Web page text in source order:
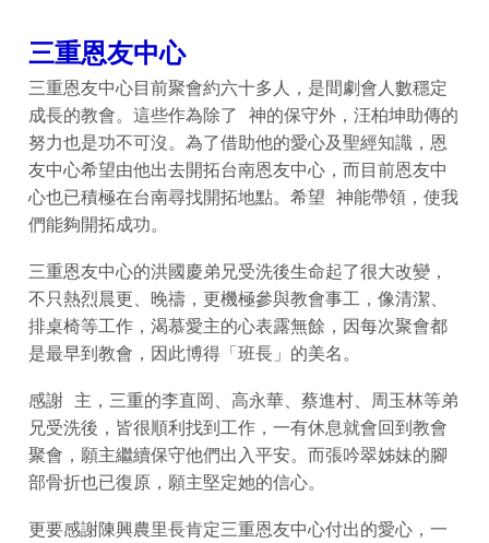
三重恩友中心
三重恩友中心目前聚會約六十多人，是間劇會人數穩定
成長的教會。這些作為除了 神的保守外，汪柏坤助傳的
努力也是功不可沒。為了借助他的愛心及聖經知識，恩
友中心希望由他出去開拓台南恩友中心，而目前恩友中
心也已積極在台南尋找開拓地點。希望 神能帶領，使我
們能夠開拓成功。
三重恩友中心的洪國慶弟兄受洗後生命起了很大改變，
不只熱烈晨更、晚禱，更機極參與教會事工，像清潔、
排桌椅等工作，渴慕愛主的心表露無餘，因每次聚會都
是最早到教會，因此博得「班長」的美名。
感謝 主，三重的李直岡、高永華、蔡進村、周玉林等弟
兄受洗後，皆很順利找到工作，一有休息就會回到教會
聚會，願主繼續保守他們出入平安。而張吟翠姊妹的腳
部骨折也已復原，願主堅定她的信心。
更要感謝陳興農里長肯定三重恩友中心付出的愛心，一